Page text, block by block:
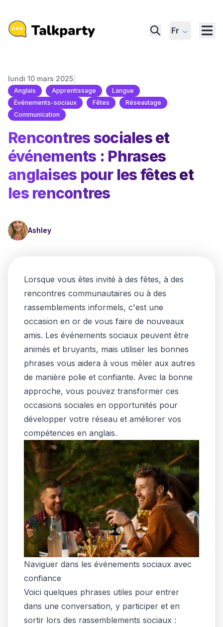
Fr
lundi 10 mars 2025
Anglais Apprentissage
Langue
Événements-sociaux
Fêtes
Réseautage
Communication
Rencontres sociales et
événements : Phrases
anglaises pour les fêtes et
les rencontres
Ashley
Lorsque vous êtes invité à des fêtes, à des
rencontres communautaires ou à des
rassemblements informels, c'est une
occasion en or de vous faire de nouveaux
amis. Les événements sociaux peuvent être
animés et bruyants, mais utiliser les bonnes
phrases vous aidera à vous mêler aux autres
de manière polie et confiante. Avec la bonne
approche, vous pouvez transformer ces
occasions sociales en opportunités pour
développer votre réseau et améliorer vos
compétences en anglais.
Naviguer dans les événements sociaux avec
confiance
Voici quelques phrases utiles pour entrer
dans une conversation, y participer et en
sortir lors des rassemblements sociaux :